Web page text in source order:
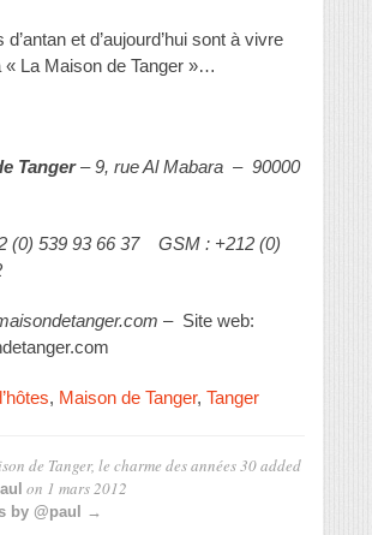
et d’aujourd’hui sont à vivre
« La Maison de Tanger »…
Tanger– 9, rue Al Mabara – 90000
(0) 539 93 66 37 GSM : +212 (0)
– Site web:
, Maison de Tanger, Tanger
de Tanger, le charme des années 30added
on 1 mars 2012
by @paul →